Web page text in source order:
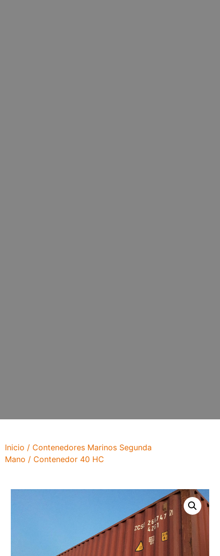
Inicio / Contenedores Marinos Segunda
Mano / Contenedor 40 HC